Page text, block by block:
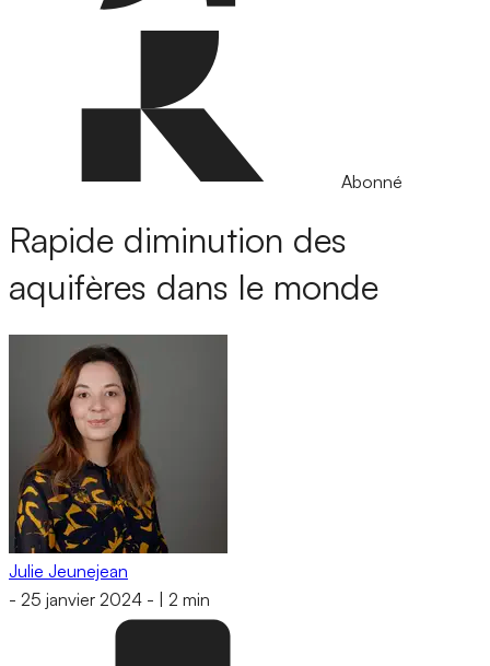
Abonné
Rapide diminution des
aquifères dans le monde
Julie Jeunejean
- 25 janvier 2024 - 2 min